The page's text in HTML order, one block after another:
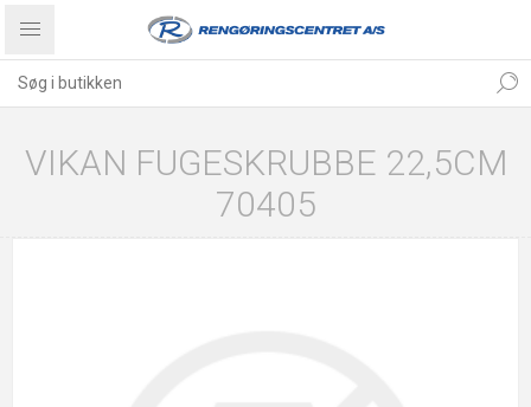
VIKAN FUGESKRUBBE 22,5CM
70405